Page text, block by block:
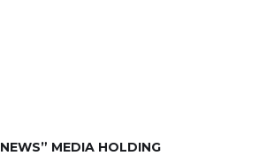
MEDIA HOLDING